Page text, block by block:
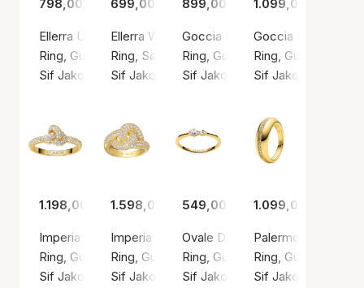
798,00 kr.
Ellerra Uno Pianura Grande Ring
Ring, Guld farve / Forgyldt sølv sterling 925
Sif Jakobs Jewellery
699,00 kr.
Ellerra Waves Ring
Ring, Sølv farve / Sølv sterling 925
Sif Jakobs Jewellery
899,00 kr.
Goccia Piccolo Pianura Ring
Ring, Guld farve / Forgyldt sølv
Sif Jakobs Jewellery
1.099,00 kr.
Goccia Piccolo
Ring, Guld farve /
Sif Jakobs
1.198,00 kr.
Imperia Piccolo Ring
Ring, Guld farve / Forgyldt sølv sterling 925
Sif Jakobs Jewellery
1.598,00 kr.
Imperia Ring
Ring, Guld farve / Forgyldt sølv sterling 925
Sif Jakobs Jewellery
549,00 kr.
Ovale Due Ring
Ring, Guld farve / Forgyldt sølv
Sif Jakobs Jewellery
1.099,00 kr.
Palermo Ring
Ring, Guld farve /
Sif Jakobs